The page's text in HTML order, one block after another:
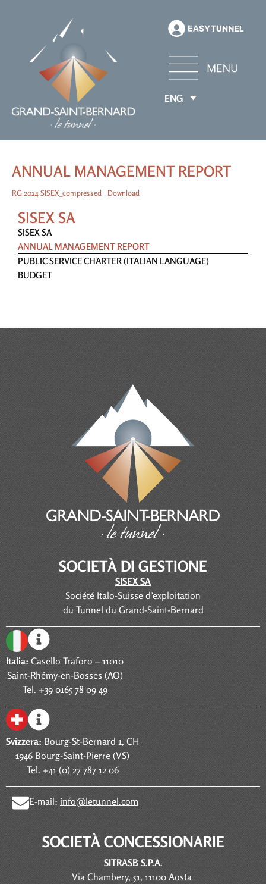
ENG
SISEX SA
SISEX SA
ANNUAL MANAGEMENT REPORT
PUBLIC SERVICE CHARTER (ITALIAN LANGUAGE)
BUDGET
ANNUAL MANAGEMENT REPORT
RG 2024 SISEX_compressed Download
SOCIETÀ DI GESTIONE
SISEX SA
Société Italo-Suisse d’exploitation
du Tunnel du Grand-Saint-Bernard
Italia: Casello Traforo – 11010
Saint-Rhémy-en-Bosses (AO)
Tel. +39 0165 78 09 49
Svizzera: Bourg-St-Bernard 1, CH
1946 Bourg-Saint-Pierre (VS)
Tel. +41 (0) 27 787 12 06
E-mail: info@letunnel.com
SOCIETÀ CONCESSIONARIE
SITRASB S.P.A.
Via Chambery, 51, 11100 Aosta